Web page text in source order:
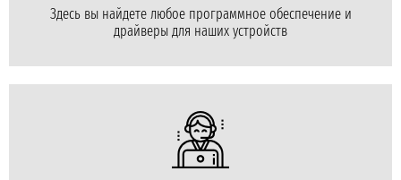
Здесь вы найдете любое программное обеспечение и
драйверы для наших устройств